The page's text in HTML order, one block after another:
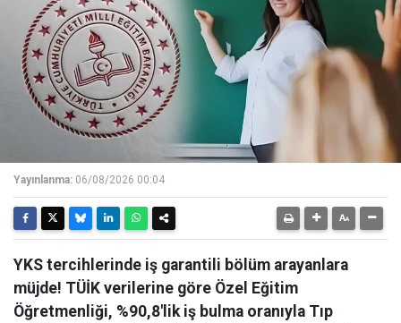
Yayınlanma: 06/08/2026 00:04
YKS tercihlerinde iş garantili bölüm arayanlara
müjde! TÜİK verilerine göre Özel Eğitim
Öğretmenliği, %90,8'lik iş bulma oranıyla Tıp